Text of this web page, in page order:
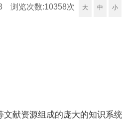
浏览次数:10358次 大 中 小
献资源组成的庞大的知识系